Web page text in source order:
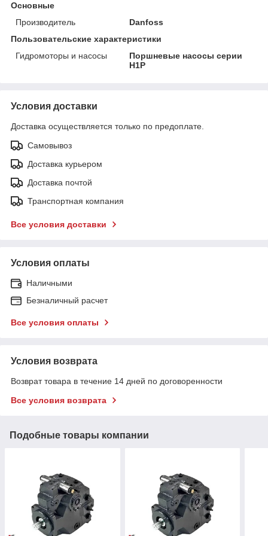
Основные
Производитель
Danfoss
Пользовательские характеристики
Гидромоторы и насосы
Поршневые насосы серии
Н1P
Условия доставки
Доставка осуществляется только по предоплате.
Самовывоз
Доставка курьером
Доставка почтой
Транспортная компания
Все условия доставки
Условия оплаты
Наличными
Безналичный расчет
Все условия оплаты
Условия возврата
Возврат товара в течение 14 дней по договоренности
Все условия возврата
Подобные товары компании